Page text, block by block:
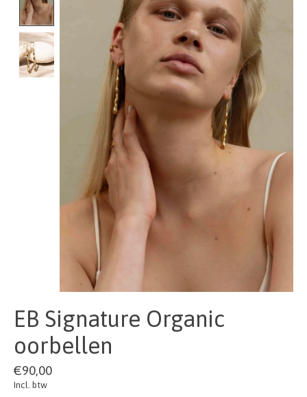
EB Signature Organic
oorbellen
€90,00
Incl. btw